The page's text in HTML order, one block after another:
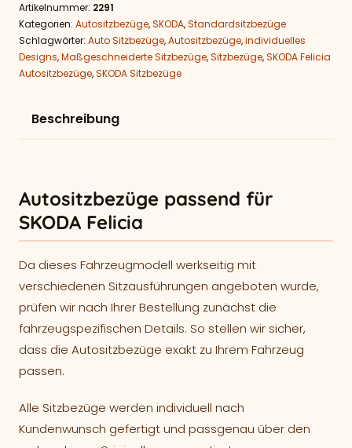
Artikelnummer: 2291
Kategorien: Autositzbezüge,SKODA,Standardsitzbezüge
Schlagwörter: Auto Sitzbezüge,Autositzbezüge,individuelles
Designs,Maßgeschneiderte Sitzbezüge,Sitzbezüge,SKODA Felicia
Autositzbezüge,SKODA Sitzbezüge
Beschreibung
Autositzbezüge passend für
SKODA Felicia
Da dieses Fahrzeugmodell werkseitig mit
verschiedenen Sitzausführungen angeboten wurde,
prüfen wir nach Ihrer Bestellung zunächst die
fahrzeugspezifischen Details. So stellen wir sicher,
dass die Autositzbezüge exakt zu Ihrem Fahrzeug
passen.
Alle Sitzbezüge werden individuell nach
Kundenwunsch gefertigt und passgenau über den